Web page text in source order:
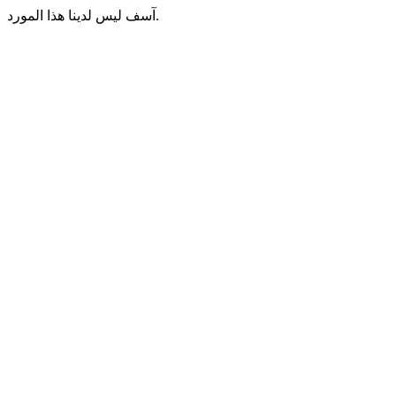
آسف ليس لدينا هذا المورد.